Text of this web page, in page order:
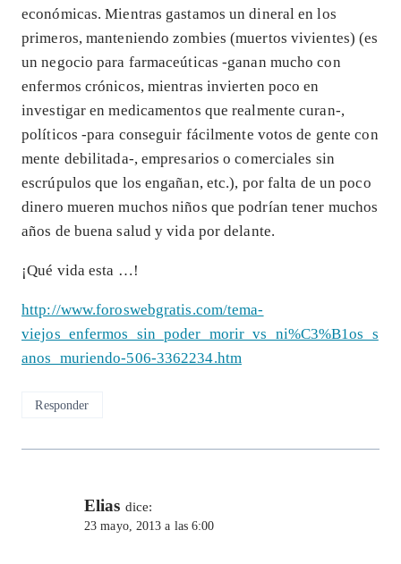
económicas. Mientras gastamos un dineral en los
primeros, manteniendo zombies (muertos vivientes) (es
un negocio para farmaceúticas -ganan mucho con
enfermos crónicos, mientras invierten poco en
investigar en medicamentos que realmente curan-,
políticos -para conseguir fácilmente votos de gente con
mente debilitada-, empresarios o comerciales sin
escrúpulos que los engañan, etc.), por falta de un poco
dinero mueren muchos niños que podrían tener muchos
años de buena salud y vida por delante.
¡Qué vida esta …!
http://www.foroswebgratis.com/tema-
viejos_enfermos_sin_poder_morir_vs_ni%C3%B1os_s
anos_muriendo-506-3362234.htm
Responder
Elias dice:
23 mayo, 2013 a las 6:00